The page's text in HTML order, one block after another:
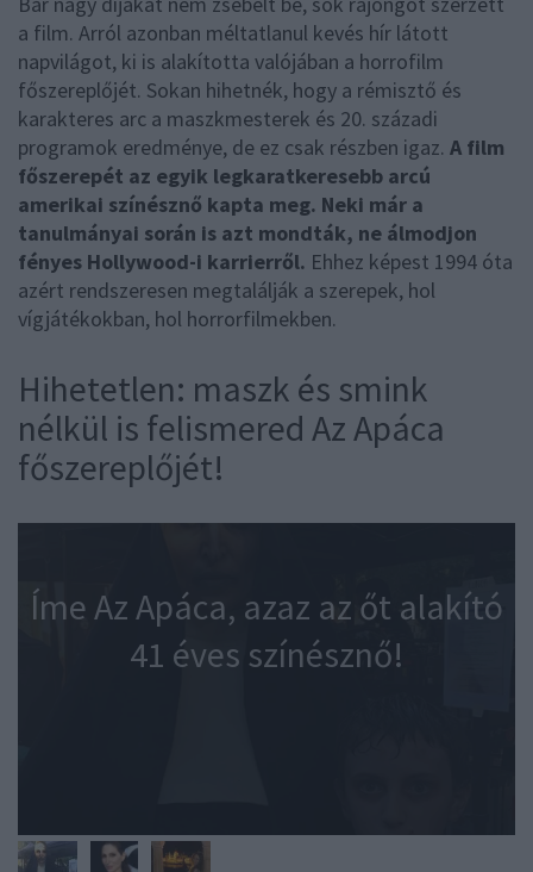
a film. Arról azonban méltatlanul kevés hír látott
napvilágot, ki is alakította valójában a horrofilm
főszereplőjét. Sokan hihetnék, hogy a rémisztő és
karakteres arc a maszkmesterek és 20. századi
programok eredménye, de ez csak részben igaz. A film
főszerepét az egyik legkaratkeresebb arcú
amerikai színésznő kapta meg. Neki már a
tanulmányai során is azt mondták, ne álmodjon
fényes Hollywood-i karrierről. Ehhez képest 1994 óta
azért rendszeresen megtalálják a szerepek, hol
vígjátékokban, hol horrorfilmekben.
Hihetetlen: maszk és smink
nélkül is felismered Az Apáca
főszereplőjét!
Íme Az Apáca, azaz az őt alakító
41 éves színésznő!